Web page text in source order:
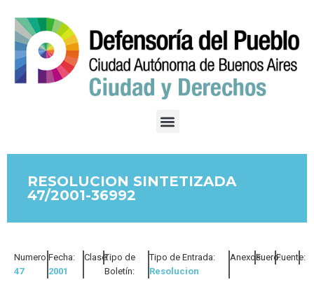
RESOLUCION SINTETIZADA
47/2001-36992
Numero:
47
Fecha:
2001
Clase:Tipo de
Boletín:
Tipo de Entrada:
Resolucion
Anexos:Fuero:Fuente: